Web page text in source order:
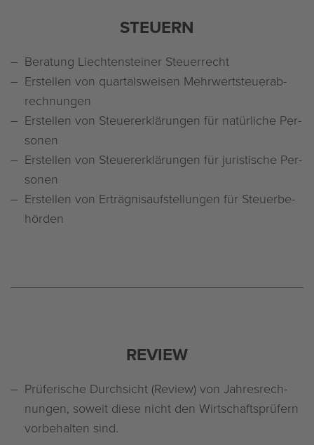
STEU­ERN
Be­ra­tung Liech­ten­stei­ner Steu­er­recht
Er­stel­len von quar­tals­wei­sen Mehr­wert­steu­er­ab­
rech­nun­gen
Er­stel­len von Steu­er­er­klä­run­gen für na­tür­li­che Per­
so­nen
Er­stel­len von Steu­er­er­klä­run­gen für ju­ris­ti­sche Per­
so­nen
Er­stel­len von Er­träg­nis­auf­stel­lun­gen für Steu­er­be­
hör­den
RE­VIEW
Prü­fe­ri­sche Durch­sicht (Re­view) von Jah­res­rech­
nun­gen, so­weit diese nicht den Wirt­schafts­prü­fern
vor­be­hal­ten sind.